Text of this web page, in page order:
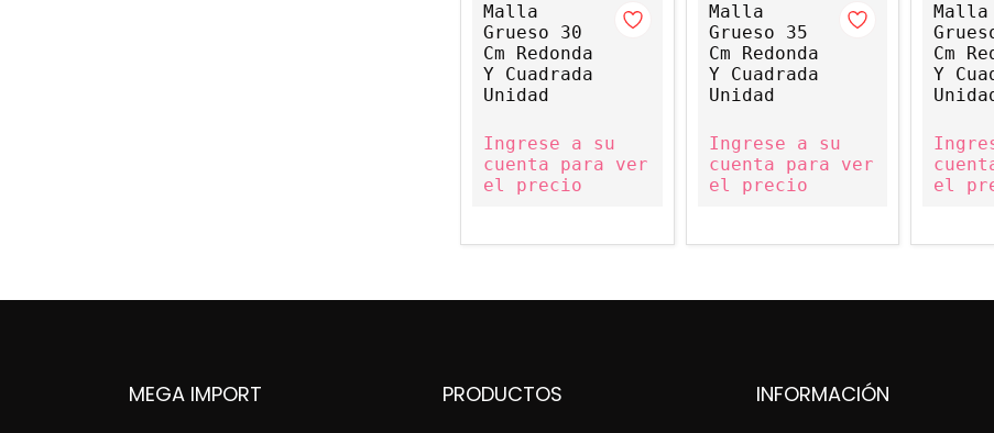
Malla
Grueso 30
Cm Redonda
Y Cuadrada
Unidad
Ingrese a su
cuenta para ver
el precio
Malla
Grueso 35
Cm Redonda
Y Cuadrada
Unidad
Ingrese a su
cuenta para ver
el precio
Malla
Cm
Y
el
MEGA IMPORT PRODUCTOS INFORMACIÓN